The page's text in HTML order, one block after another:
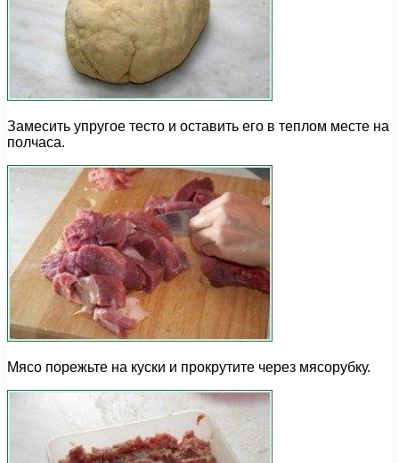
Замесить упругое тесто и оставить его в теплом месте на
полчаса.
Мясо порежьте на куски и прокрутите через мясорубку.